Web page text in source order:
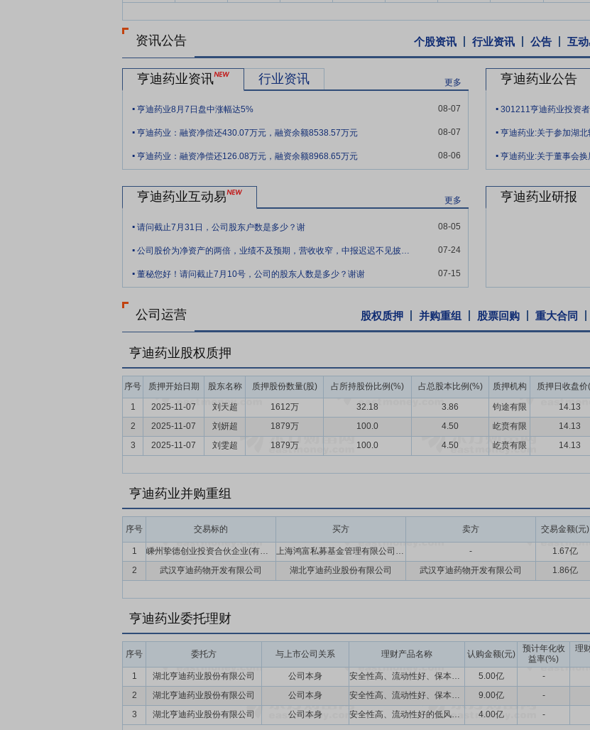
制剂厂商非常严格的审核。公司在产品注册环节的核心技术与核心竞争力主要体现在以下几个方面：首
证，先后通过国内注册申报取得了布洛芬、右旋布洛芬、托拉塞米等 66 个药品的国内批准文号和原料
品通过美国、欧盟等不同国家和地区的现场检查、药品注册评审或者药品联合注册，产品累计销往全球
质量控制体系，成功注册成为多个世界医药寡头企业的全球合格供应商，如赛诺菲、葛兰素史克、雅培
美国、欧洲、日本等规范市场上享有较高的企业知名度和美誉度。
力主要体现在以下几个方面：首先，公司制剂产品主要使用自产原料药生产，原料药的产能、质量和供
药规模化生产也能适当降低制剂的生产成本；其次，公司通过 “原料药 + 制剂” 一体化布局，不断向下
务的多元性，在充分享有产业链中更多的价值增值同时，也增强了企业自身抵御市场风险的能力；最后
种进行集中采购，纯制剂企业的销售优势在仿制药领域将逐步减少，其品牌优势也会随着药品通用名的
模优势、成本管控和质量控制，占据较高的市场地位。
2021年度利润分配实施
2022年6月28日公司对外公告,湖北亨迪药业股份有限公司于2022年6
年度利润分配预案的议案》,同意公司以总股本240,000,000股为基数,向全体股东每10股派发现金股利人
(含税),不送红股,不进行资本公积金转增股本,剩余未分配利润结转以后年度。本次权益分配方案实施时,
2021年年度股东大会审议通过的分配方案一致。
资讯公告 个股资讯 行业资讯 公告 互
亨迪药业资讯 行业资讯 更多
. 亨迪药业8月7日盘中涨幅达5% 08-07
. 亨迪药业：融资净偿还430.07万元，融资余额8538.57万元 08-07
. 亨迪药业：融资净偿还126.08万元，融资余额8968.65万元 08-06
亨迪药业公告
. 301211亨迪药业投资
.
.
亨迪药业互动易 更多
. 请问截止7月31日，公司股东户数是多少？谢 08-05
. 公司股价为净资产的两倍，业绩不及预期，营收收窄，中报迟迟不见披露，是不是要st？ 07-24
. 董秘您好！请问截止7月10号，公司的股东人数是多少？谢谢 07-15
亨迪药业研报
公司运营 股权质押 并购重组 股票回购 重大合同
亨迪药业股权质押
序号 质押开始日期 股东名称 质押股份数量(股) 占所持股份比例(%) 占总股本比例(%) 质押机构 质押日收盘价
1 2025-11-07 刘天超 1612万 32.18 3.86 钧途有限 14.13
2
2025-11-07 刘妍超 1879万 100.0 4.50 屹贲有限 14.13
3
2025-11-07 刘雯超 1879万 100.0 4.50 屹贲有限 14.13
亨迪药业并购重组
序号 交易标的 买方 卖方 交易金额(元)
1 嵊州挚德创业投资合伙企业(有限合伙)(暂定名) 上海鸿富私募基金管理有限公司,高玉霞,罗根达,崔莹,嵊州市欣发股权投资合伙企业(有限合伙),彭涛,章晓东,陈新龙,王敏,黄俊,孙国敏,孟国营,朱圆圆,湖北亨迪药业股份有限公司,赛泰盈(北京)科技有限责任公司,郭理川,侯传伟,卫福才,封逸民,徐修远,杨柏国 - 1.67亿
2
武汉亨迪药物开发有限公司 湖北亨迪药业股份有限公司 武汉亨迪药物开发有限公司 1.86亿
亨迪药业委托理财
序号 委托方 与上市公司关系 理财产品名称 认购金额(元)
预计年化收
益率(%)
理
1 湖北亨迪药业股份有限公司 公司本身 安全性高、流动性好、保本理财产品 5.00亿 -
2
湖北亨迪药业股份有限公司 公司本身 安全性高、流动性好、保本的理财产品 9.00亿 -
3
湖北亨迪药业股份有限公司 公司本身 安全性高、流动性好的低风险投资品种(40,000.00) 4.00亿 -